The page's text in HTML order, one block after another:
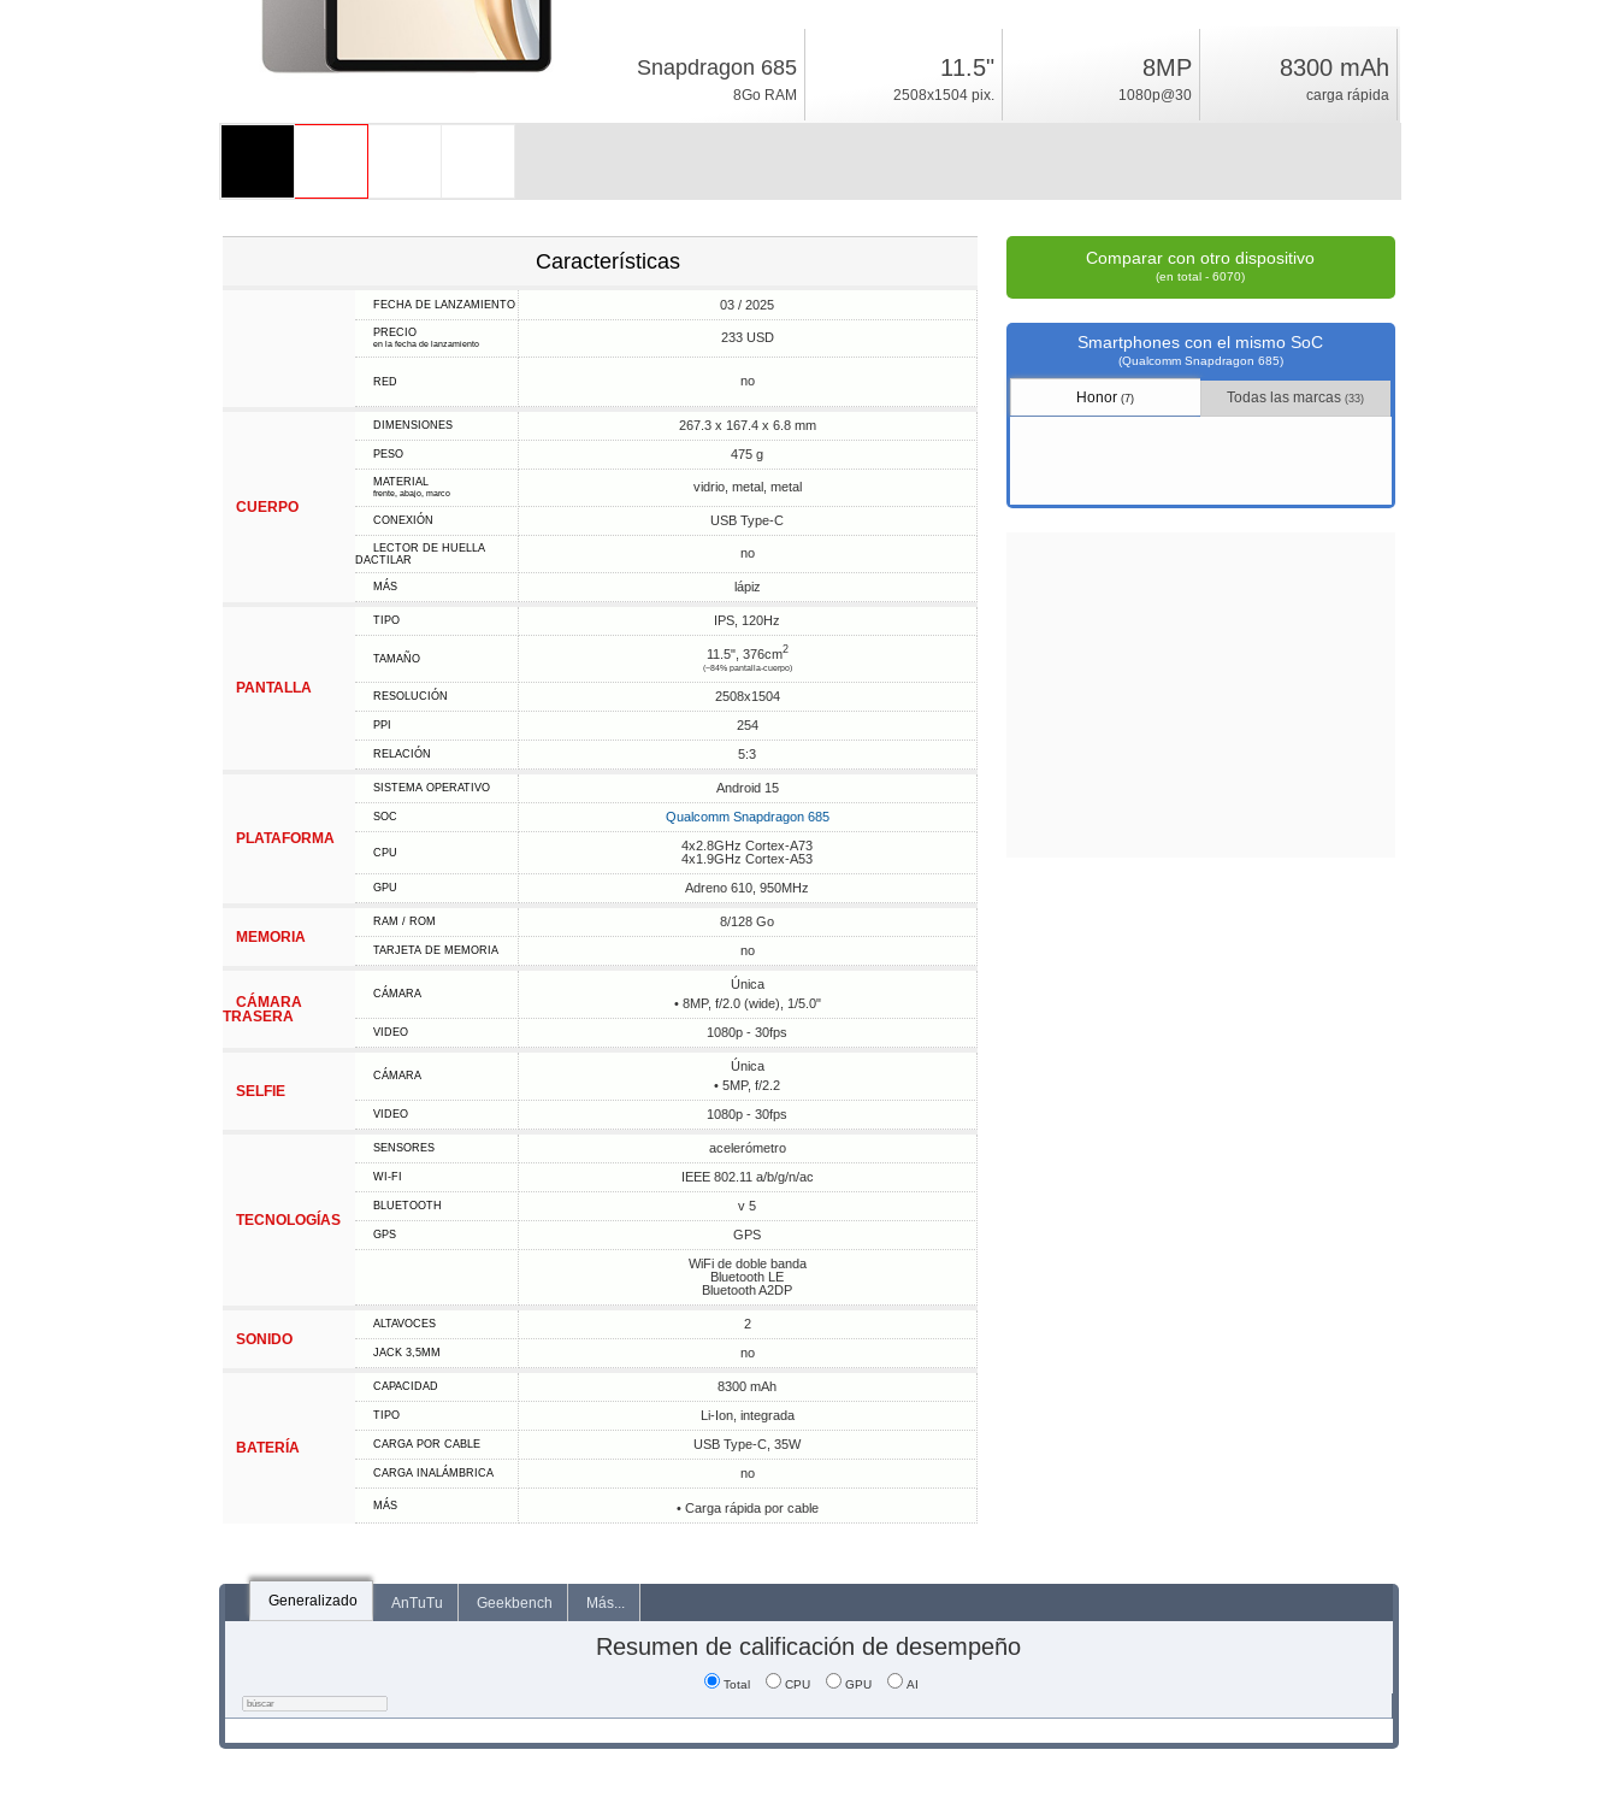
Snapdragon 685
8Go RAM
11.5"
2508x1504 pix.
8MP
1080p@30
8300 mAh
carga rápida
Características
FECHA DE LANZAMIENTO 03 / 2025
PRECIO
en la fecha de lanzamiento 233 USD
RED no
CUERPO
DIMENSIONES 267.3 x 167.4 x 6.8 mm
PESO 475 g
MATERIAL
frente, abajo, marco vidrio, metal, metal
CONEXIÓN USB Type-C
LECTOR DE HUELLA
DACTILAR
no
MÁS lápiz
PANTALLA
TIPO IPS, 120Hz
TAMAÑO 11.5", 376cm2
(~84% pantalla-cuerpo)
RESOLUCIÓN 2508x1504
PPI 254
RELACIÓN 5:3
PLATAFORMA
SISTEMA OPERATIVO Android 15
SOC Qualcomm Snapdragon 685
CPU
4x2.8GHz Cortex-A73
4x1.9GHz Cortex-A53
GPU Adreno 610, 950MHz
MEMORIA
RAM / ROM 8/128 Go
TARJETA DE MEMORIA no
CÁMARA
TRASERA
CÁMARA
Única
• 8MP, f/2.0 (wide), 1/5.0"
VIDEO 1080p - 30fps
SELFIE
CÁMARA
Única
• 5MP, f/2.2
VIDEO 1080p - 30fps
TECNOLOGÍAS
SENSORES acelerómetro
WI-FI IEEE 802.11 a/b/g/n/ac
BLUETOOTH v 5
GPS
GPS
WiFi de doble banda
Bluetooth LE
Bluetooth A2DP
SONIDO
ALTAVOCES 2
JACK 3,5MM no
BATERÍA
CAPACIDAD 8300 mAh
TIPO Li-Ion, integrada
CARGA POR CABLE USB Type-C, 35W
CARGA INALÁMBRICA no
MÁS • Carga rápida por cable
Comparar con otro dispositivo
(en total - 6070)
Smartphones con el mismo SoC
(Qualcomm Snapdragon 685)
Honor(7) Todas las marcas(33)
Generalizado AnTuTu Geekbench Más...
Resumen de calificación de desempeño
Total CPU GPU AI